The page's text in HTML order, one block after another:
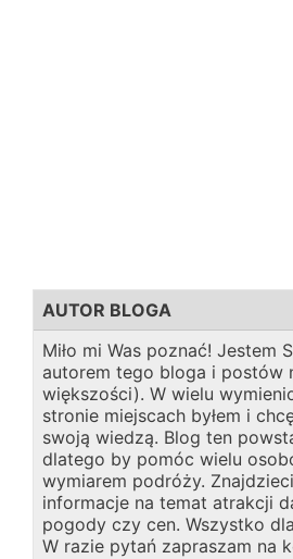
AUTOR BLOGA
Miło mi Was poznać! Jestem
autorem tego bloga i postów
większości). W wielu
stronie miejscach byłem i
swoją wiedzą. Blog ten
dlatego by pomóc wielu
wymiarem podróży.
informacje na temat atrakcji
pogody czy cen. Wszystko
W razie pytań zapraszam na